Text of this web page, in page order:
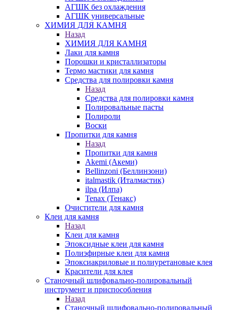
АГШК без охлаждения
АГШК универсальные
ХИМИЯ ДЛЯ КАМНЯ
Назад
ХИМИЯ ДЛЯ КАМНЯ
Лаки для камня
Порошки и кристаллизаторы
Термо мастики для камня
Средства для полировки камня
Назад
Средства для полировки камня
Полировальные пасты
Полироли
Воски
Пропитки для камня
Назад
Пропитки для камня
Akemi (Акеми)
Bellinzoni (Беллинзони)
italmastik (Италмастик)
ilpa (Илпа)
Tenax (Тенакс)
Очистители для камня
Клеи для камня
Назад
Клеи для камня
Эпоксидные клеи для камня
Полиэфирные клеи для камня
Эпоксиакриловые и полиуретановые клея
Красители для клея
Станочный шлифовально-полировальный
инструмент и приспособления
Назад
Станочный шлифовально-полировальный